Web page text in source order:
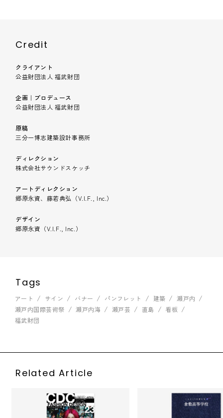
Credit
クライアント
公益財団法人 福武財団
企画｜プロデュース
公益財団法人 福武財団
原稿
三分一博志建築設計事務所
ディレクション
株式会社サウンドスケッチ
アートディレクション
郷原永資、藤若典弘（V.I.F., Inc.）
デザイン
郷原永資（V.I.F., Inc.）
Tags
アート サイン バナー パンフレット 建築
瀬戸内
瀬戸内国際芸術祭
瀬戸内海 瀬戸芸 直島
看板
福武財団
Related Article